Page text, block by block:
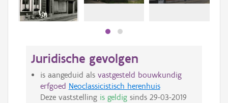
Juridische gevolgen
is aangeduid als vastgesteld bouwkundig
erfgoed Neoclassicistisch herenhuis
Deze vaststelling is geldigsinds 29-03-2019